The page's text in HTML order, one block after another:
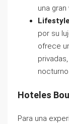
una
por su
ofrece
nocturno.
Hoteles
Para una